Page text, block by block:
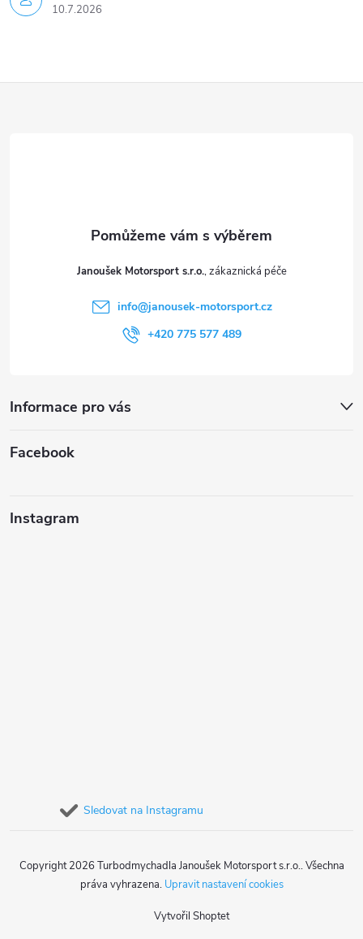
10.7.2026
Janoušek Motorsport s.r.o.
info@janousek-motorsport.cz
+420 775 577 489
Informace pro vás
Facebook
Instagram
Sledovat na Instagramu
Vytvořil Shoptet
Copyright 2026 Turbodmychadla Janoušek Motorsport s.r.o.. Všechna
práva vyhrazena. Upravit nastavení cookies